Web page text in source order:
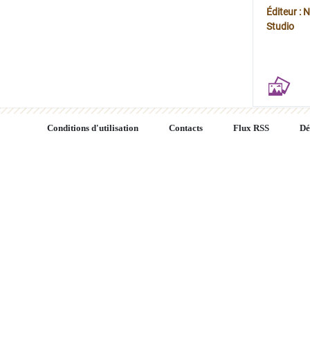
Éditeur :
Studio
Conditions d'utilisation Contacts Flux RSS